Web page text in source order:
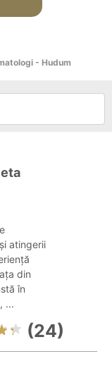
- Hudum
atingerii
din
în
...
(24)